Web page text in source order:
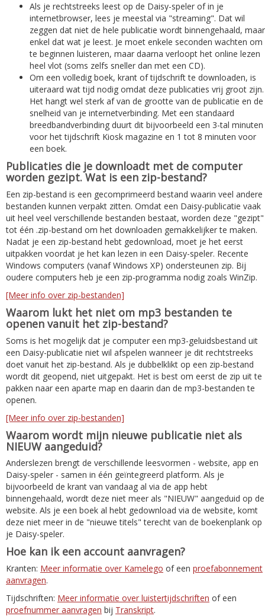
Als je rechtstreeks leest op de Daisy-speler of in je
internetbrowser, lees je meestal via "streaming". Dat wil
zeggen dat niet de hele publicatie wordt binnengehaald, maar
enkel dat wat je leest. Je moet enkele seconden wachten om
te beginnen luisteren, maar daarna verloopt het online lezen
heel vlot (soms zelfs sneller dan met een CD).
Om een volledig boek, krant of tijdschrift te downloaden, is
uiteraard wat tijd nodig omdat deze publicaties vrij groot zijn.
Het hangt wel sterk af van de grootte van de publicatie en de
snelheid van je internetverbinding. Met een standaard
breedbandverbinding duurt dit bijvoorbeeld een 3-tal minuten
voor het tijdschrift Kiosk magazine en 1 tot 8 minuten voor
een boek.
Publicaties die je downloadt met de computer
worden gezipt. Wat is een zip-bestand?
Een zip-bestand is een gecomprimeerd bestand waarin veel andere
bestanden kunnen verpakt zitten. Omdat een Daisy-publicatie vaak
uit heel veel verschillende bestanden bestaat, worden deze "gezipt"
tot één .zip-bestand om het downloaden gemakkelijker te maken.
Nadat je een zip-bestand hebt gedownload, moet je het eerst
uitpakken voordat je het kan lezen in een Daisy-speler. Recente
Windows computers (vanaf Windows XP) ondersteunen zip. Bij
oudere computers heb je een zip-programma nodig zoals WinZip.
[Meer info over zip-bestanden]
Waarom lukt het niet om mp3 bestanden te
openen vanuit het zip-bestand?
Soms is het mogelijk dat je computer een mp3-geluidsbestand uit
een Daisy-publicatie niet wil afspelen wanneer je dit rechtstreeks
doet vanuit het zip-bestand. Als je dubbelklikt op een zip-bestand
wordt dit geopend, niet uitgepakt. Het is best om eerst de zip uit te
pakken naar een aparte map en daarin dan de mp3-bestanden te
openen.
[Meer info over zip-bestanden]
Waarom wordt mijn nieuwe publicatie niet als
NIEUW aangeduid?
Anderslezen brengt de verschillende leesvormen - website, app en
Daisy-speler - samen in één geïntegreerd platform. Als je
bijvoorbeeld de krant van vandaag al via de app hebt
binnengehaald, wordt deze niet meer als "NIEUW" aangeduid op de
website. Als je een boek al hebt gedownload via de website, komt
deze niet meer in de "nieuwe titels" terecht van de boekenplank op
je Daisy-speler.
Hoe kan ik een account aanvragen?
Kranten: Meer informatie over Kamelego of een proefabonnement
aanvragen.
Tijdschriften: Meer informatie over luistertijdschriften of een
proefnummer aanvragen bij Transkript.